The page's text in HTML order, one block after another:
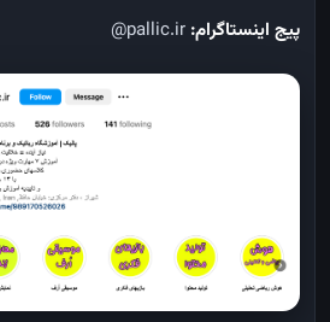
پیج اینستاگرام: pallic.ir@